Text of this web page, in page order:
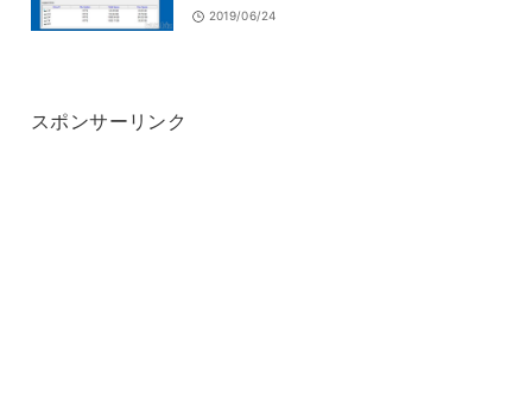
2019/06/24
スポンサーリンク